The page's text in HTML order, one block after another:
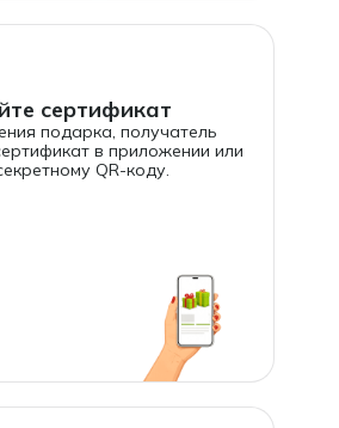
сертификат
подарка, получатель
в приложении или
QR-коду.